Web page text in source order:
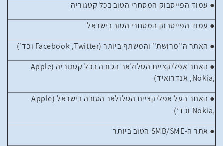
● עמוד הפייסבוק המסחרי הטוב בכל קטגוריה
● עמוד הפייסבוק המסחרי הטוב בישראל
● האתר ה”מרושת” והמשתף ביותר (Twitter
,
Facebook וכד’)
● האתר אפליקציית הסלולאר הטובה בכל קטגוריה (Apple
,
Nokia, אנדרואיד)
● האתר בעל אפליקציית הסלולאר הטובה בישראל (Apple
,
Nokia וכד’)
● אתר ה-SME
/
SMB הטוב ביותר